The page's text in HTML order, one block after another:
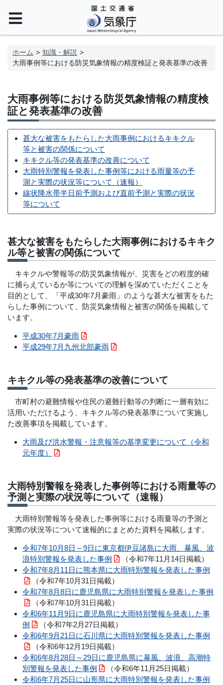
ホーム
知識・解説
大雨事例等における防災気象情報の精度検証と発表基準の改善
大雨事例等における防災気象情報の精度検
証と発表基準の改善
甚大な被害をもたらした大雨事例におけるキキクル
等と被害の関係について
キキクル等の発表基準の改善について
大雨特別警報を発表した事例等における雨量等の予
測と実際の状況等について（速報）
線状降水帯半日前予測および直前予測と実際の状況
等について
甚大な被害をもたらした大雨事例におけるキキク
ル等と被害の関係について
キキクルや警報等の防災気象情報が、災害をどの程度的確
に捕らえているか等についての理解を深めていただくことを
目的として、「平成30年7月豪雨」のような甚大な被害をもた
らした事例について、防災気象情報と被害の関係を掲載して
います。
平成30年7月豪雨
平成29年7月九州北部豪雨
キキクル等の発表基準の改善について
市町村の避難情報や住民の避難行動等の判断に一層有効に
活用いただけるよう、キキクル等の発表基準について実施し
た改善事項を掲載しています。
大雨及び洪水警報・注意報等の基準変更について（令和
元年度）
大雨特別警報を発表した事例等における雨量等の
予測と実際の状況等について（速報）
大雨特別警報等を発表した事例等における雨量等の予測と
実際の状況等について速報的にまとめた資料を掲載します。
令和7年10月8日～9日に東京都伊豆諸島に大雨、暴風、波
浪特別警報を発表した事例
（令和7年11月14日掲載）
令和7年8月11日に熊本県に大雨特別警報を発表した事例
（令和7年10月31日掲載）
令和7年8月8日に鹿児島県に大雨特別警報を発表した事例
（令和7年10月31日掲載）
令和6年11月9日に鹿児島県に大雨特別警報を発表した事
例
（令和7年2月27日掲載）
令和6年9月21日に石川県に大雨特別警報を発表した事例
（令和6年12月19日掲載）
令和6年8月28日～29日に鹿児島県に暴風、波浪、高潮特
別警報を発表した事例
（令和6年11月25日掲載）
令和6年7月25日に山形県に大雨特別警報を発表した事例